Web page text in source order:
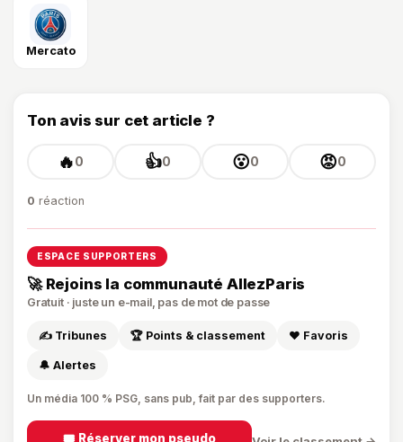
Mercato
Ton avis sur cet article ?
🔥0 👍0 😮0 😡0
0 réaction
ESPACE SUPPORTERS
🚀 Rejoins la communauté AllezParis
Gratuit · juste un e-mail, pas de mot de passe
✍️ Tribunes 🏆 Points & classement ❤️ Favoris
🔔 Alertes
Un média 100 % PSG, sans pub, fait par des supporters.
🎟️ Réserver mon pseudo